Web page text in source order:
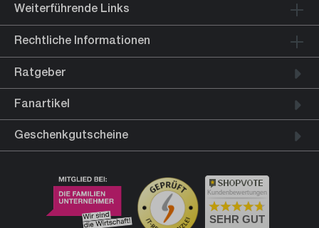
Weiterführende Links
Rechtliche Informationen
Ratgeber
Fanartikel
Geschenkgutscheine
Kundenbewertungen
SEHR GUT